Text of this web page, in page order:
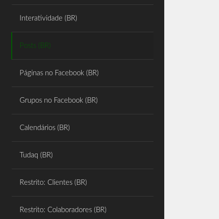
Interatividade (BR)
Posts (BR)
Páginas no Facebook (BR)
Grupos no Facebook (BR)
Calendários (BR)
Tudaq (BR)
Restrito: Clientes (BR)
Restrito: Colaboradores (BR)